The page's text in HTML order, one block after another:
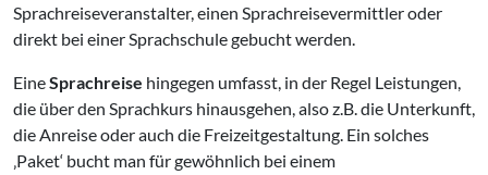
Sprachreiseveranstalter, einen Sprachreisevermittler oder
direkt bei einer Sprachschule gebucht werden.
EineSprachreise hingegen umfasst, in der Regel Leistungen,
die über den Sprachkurs hinausgehen, also z.B. die Unterkunft,
die Anreise oder auch die Freizeitgestaltung. Ein solches
‚Paket‘ bucht man für gewöhnlich bei einem